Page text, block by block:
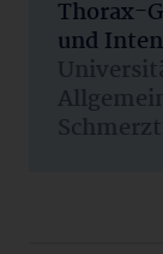
Thorax-
und